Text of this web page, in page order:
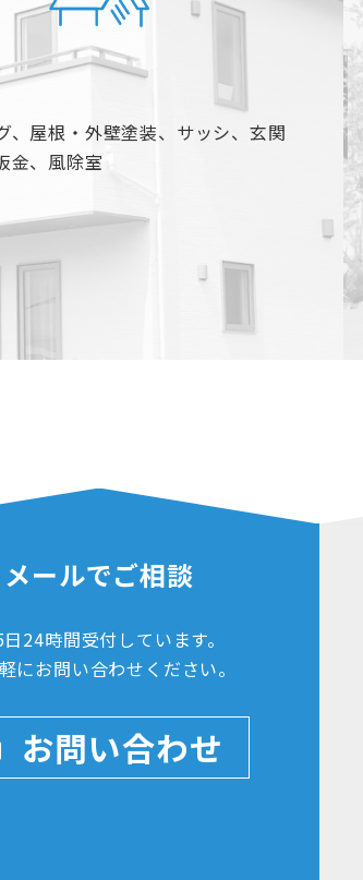
、屋根・外壁塗装、サッシ、玄関
金、風除室
メールでご相談
24時間受付しています。
にお問い合わせ ください。
お問い合わせ